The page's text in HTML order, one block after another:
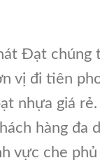
Đạt chúng
vị đi tiên
nhựa giá
hàng đa
vực che